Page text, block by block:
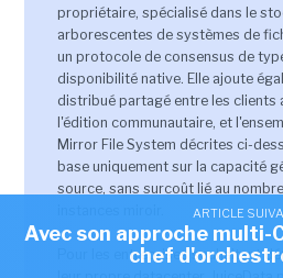
propriétaire, spécialisé dans le
arborescentes de systèmes de
un protocole de consensus de
disponibilité native. Elle ajoute
distribué partagé entre les clients
l'édition communautaire, et
Mirror File System décrites ci-
base uniquement sur la capacité
source, sans surcoût lié au
Pour les entreprises souhaitant
ARTICLE
Avec son approche multi-
chef